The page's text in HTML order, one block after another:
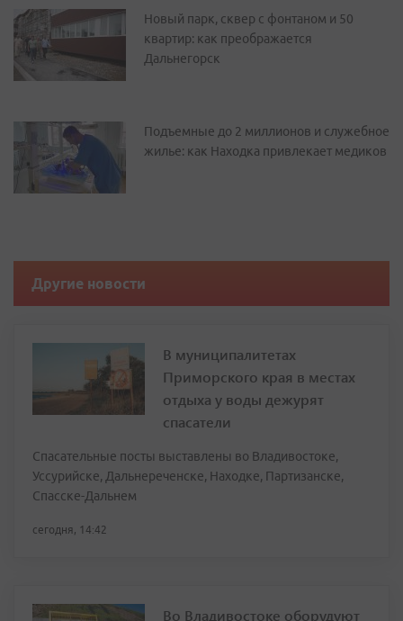
Новый парк, сквер с фонтаном и 50
квартир: как преображается
Дальнегорск
Подъемные до 2 миллионов и служебное
жилье: как Находка привлекает медиков
Другие новости
В муниципалитетах
Приморского края в местах
отдыха у воды дежурят
спасатели
Спасательные посты выставлены во Владивостоке,
Уссурийске, Дальнереченске, Находке, Партизанске,
Спасске-Дальнем
сегодня, 14:42
Во Владивостоке оборудуют